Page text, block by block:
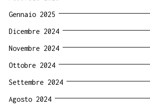
Gennaio 2025
Dicembre 2024
Novembre 2024
Ottobre 2024
Settembre 2024
Agosto 2024